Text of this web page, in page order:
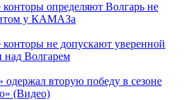
конторы определяют Волгарь не
у КАМАЗа
конторы не допускают уверенной
над Волгарем
вторую победу в сезоне
(Видео)